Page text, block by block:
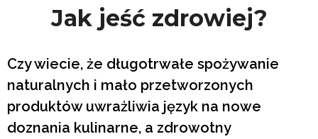
Jak jeść zdrowiej?
Czy wiecie, że długotrwałe spożywanie
naturalnych i mało przetworzonych
produktów uwrażliwia język na nowe
doznania kulinarne, a zdrowotny